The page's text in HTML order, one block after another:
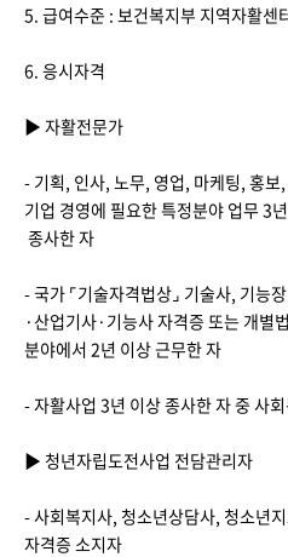
5. 급여수준 : 보건복지부 지역자활센
6. 응시자격
▶ 자활전문가
- 기획, 인사, 노무, 영업, 마케팅, 홍
기업 경영에 필요한 특정분야 업무 3
종사한 자
- 국가 ⌜기술자격법상⌟ 기술사, 기능
·산업기사·기능사 자격증 또는 개별
분야에서 2년 이상 근무한 자
- 자활사업 3년 이상 종사한 자 중 사
▶ 청년자립도전사업 전담관리자
- 사회복지사, 청소년상담사, 청소년
자격증 소지자